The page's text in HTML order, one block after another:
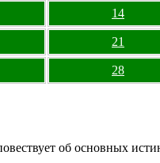
14
21
28
об основных